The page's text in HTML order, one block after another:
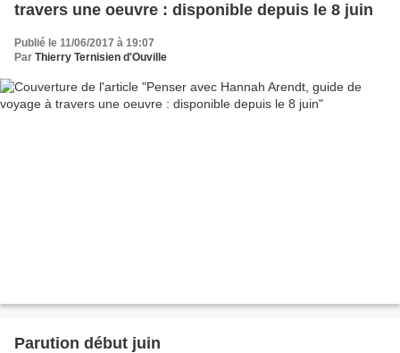
travers une oeuvre : disponible depuis le 8 juin
Publié le 11/06/2017 à 19:07
Par Thierry Ternisien d'Ouville
Parution début juin